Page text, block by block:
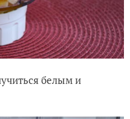
белым и